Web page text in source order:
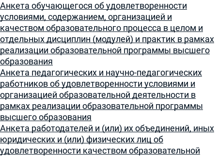
Анкета обучающегося об удовлетворенности
условиями, содержанием, организацией и
качеством образовательного процесса в целом и
отдельных дисциплин (модулей) и практик в рамках
реализации образовательной программы высшего
образования
Анкета педагогических и научно-педагогических
работников об удовлетворенности условиями и
организацией образовательной деятельности в
рамках реализации образовательной программы
высшего образования
Анкета работодателей и (или) их объединений, иных
юридических и (или) физических лиц об
удовлетворенности качеством образовательной